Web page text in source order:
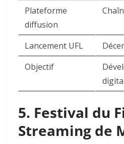
Plateforme
diffusion
Lancement UFL
Objectif
5. Festival du
Streaming de